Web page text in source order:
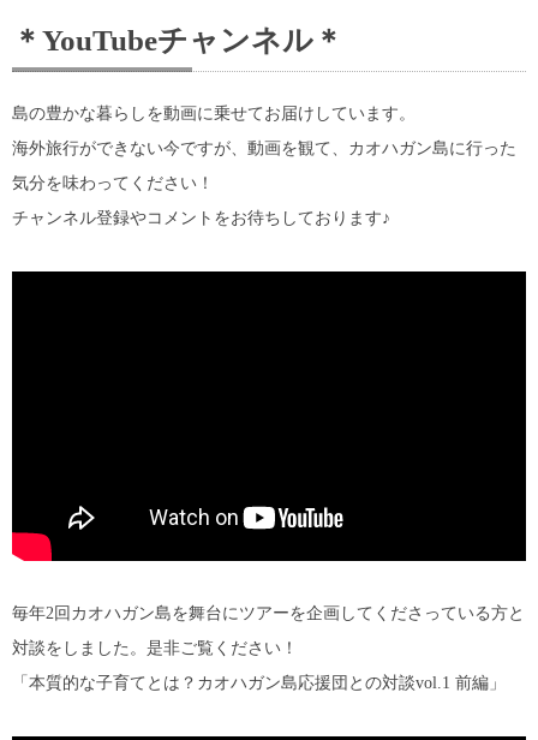
＊YouTubeチャンネル＊
島の豊かな暮らしを動画に乗せてお届けしています。
海外旅行ができない今ですが、動画を観て、カオハガン島に行った
気分を味わってください！
チャンネル登録やコメントをお待ちしております♪
毎年2回カオハガン島を舞台にツアーを企画してくださっている方と
対談をしました。是非ご覧ください！
「本質的な子育てとは？カオハガン島応援団との対談vol.1 前編」